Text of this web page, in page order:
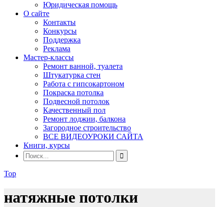
Юридическая помощь
О сайте
Контакты
Конкурсы
Поддержка
Реклама
Мастер-классы
Ремонт ванной, туалета
Штукатурка стен
Работа с гипсокартоном
Покраска потолка
Подвесной потолок
Качественный пол
Ремонт лоджии, балкона
Загородное строительство
ВСЕ ВИДЕОУРОКИ САЙТА
Книги, курсы
Top
натяжные потолки